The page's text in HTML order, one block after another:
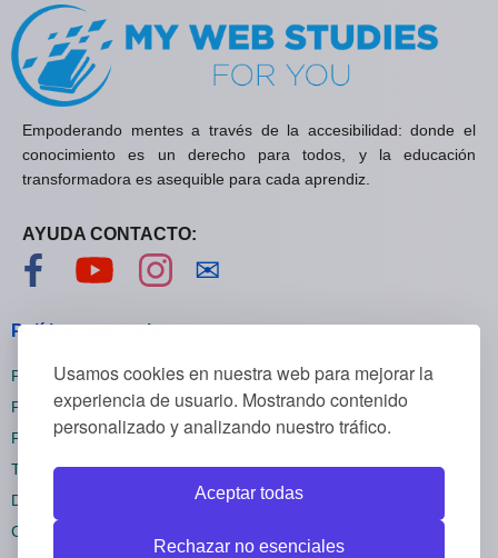
Usamos cookies en nuestra web para mejorar la
experiencia de usuario. Mostrando contenido
personalizado y analizando nuestro tráfico.
Aceptar todas
Rechazar no esenciales
Empoderando mentes a través de la accesibilidad: donde el
conocimiento es un derecho para todos, y la educación
transformadora es asequible para cada aprendiz.
AYUDA CONTACTO:
Visítanos en Facebook
Visítanos en YouTube
Visítanos en Instagram
✉
Políticas generales
Políticas de privacidad
Políticas de cookies
Políticas de reembolsos
Términos y condiciones
Darse de baja
Configuración cookies